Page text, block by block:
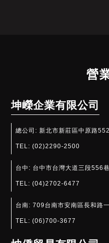
營
坤嶸企業有限公司
總公司:新北市新莊區中原路
TEL:(02)2290-2500
台中: 台中市台灣大道三段556
TEL:(04)2702-6477
台南:709台南市安南區長和路
TEL:(06)700-3677